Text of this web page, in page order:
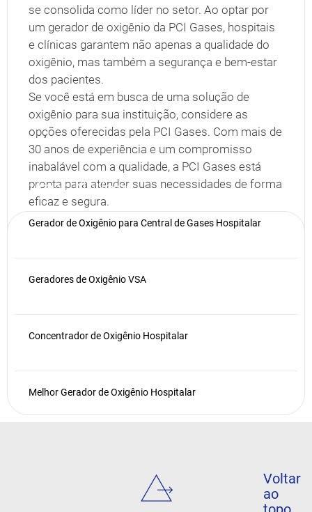
se consolida como líder no setor. Ao optar por
um gerador de oxigênio da PCI Gases, hospitais
e clínicas garantem não apenas a qualidade do
oxigênio, mas também a segurança e bem-estar
dos pacientes.
Se você está em busca de uma solução de
oxigênio para sua instituição, considere as
opções oferecidas pela PCI Gases. Com mais de
30 anos de experiência e um compromisso
inabalável com a qualidade, a PCI Gases está
pronta para atender suas necessidades de forma
eficaz e segura.
Publicado em25 de junho de 2025
Últimas Notícias
Gerador de Oxigênio para Central de Gases Hospitalar
Geradores de Oxigênio VSA
Concentrador de Oxigênio Hospitalar
Melhor Gerador de Oxigênio Hospitalar
Voltar
ao